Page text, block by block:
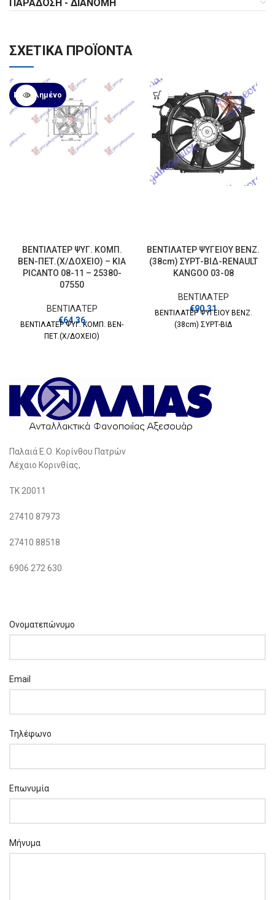
ΠΑΡΆΔΟΣΗ - ΔΙΑΝΟΜΉ
ΣΧΕΤΙΚΆ ΠΡΟΪΌΝΤΑ
Εξαντλημένο
ΒΕΝΤΙΛΑΤΕΡ ΨΥΓ. ΚΟΜΠ.
ΒΕΝ-ΠΕΤ.(Χ/ΔΟΧΕΙΟ) – KIA
PICANTO 08-11 – 25380-
07550
ΒΕΝΤΙΛΑΤΕΡ
€64.36
ΒΕΝΤΙΛΑΤΕΡ ΨΥΓ. ΚΟΜΠ. ΒΕΝ-
ΠΕΤ.(Χ/ΔΟΧΕΙΟ)
ΒΕΝΤΙΛΑΤΕΡ ΨΥΓΕΙΟΥ ΒΕΝΖ.
(38cm) ΣΥΡΤ-ΒΙΔ-RENAULT
KANGOO 03-08
ΒΕΝΤΙΛΑΤΕΡ
€90.31
ΒΕΝΤΙΛΑΤΕΡ ΨΥΓΕΙΟΥ ΒΕΝΖ.
(38cm) ΣΥΡΤ-ΒΙΔ
Παλαιά Ε.Ο. Κορίνθου Πατρών
Λέχαιο Κορινθίας,
ΤΚ 20011
27410 87973
27410 88518
6906 272 630
Ονοματεπώνυμο
Email
Τηλέφωνο
Επωνυμία
Μήνυμα